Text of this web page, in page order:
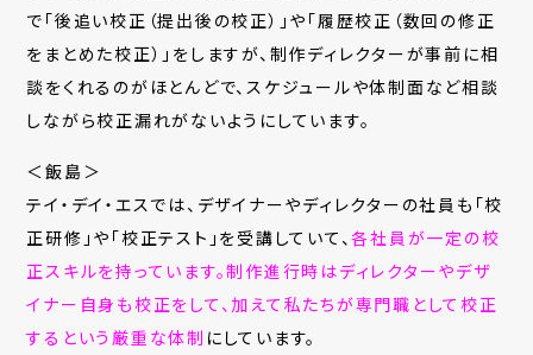
で「後追い校正（提出後の校正）」や「履歴校正（数回の修正
をまとめた校正）」をしますが、制作ディレクターが事前に相
談をくれるのがほとんどで、スケジュールや体制面など相談
しながら校正漏れがないようにしています。
＜飯島＞
テイ・デイ・エスでは、デザイナーやディレクターの社員も「校
正研修」や「校正テスト」を受講していて、各社員が一定の校
正スキルを持っています。制作進行時はディレクターやデザ
イナー自身も校正をして、加えて私たちが専門職として校正
するという厳重な体制 にしています。